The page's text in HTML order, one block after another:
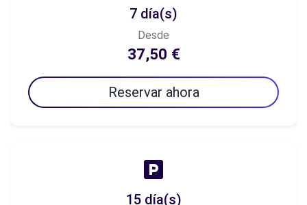
7 día(s)
Desde
37,50 €
Reservar ahora
15 día(s)